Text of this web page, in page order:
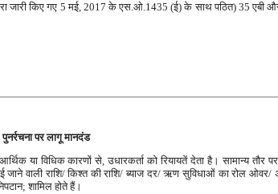
जारी किए गए 5 मई, 2017 के एस.ओ.1435 (ई) के साथ पठित) 35 एबी
पुनर्रचना पर लागू मानदंड
या विधिक कारणों से, उधारकर्ता को रियायतें देता है। सामान्य तौर
वाली राशि/ किश्त की राशि/ ब्याज दर/ ऋण सुविधाओं का रोल ओवर/
शामिल होते हैं।